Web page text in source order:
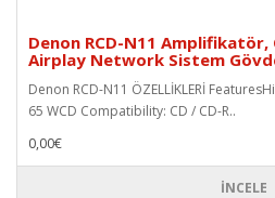
Denon RCD-N11
Airplay Network Sistem
Denon RCD-N11 ÖZELLİKLERİ
65 WCD Compatibility: CD / CD-R..
0,00€
İNCELE